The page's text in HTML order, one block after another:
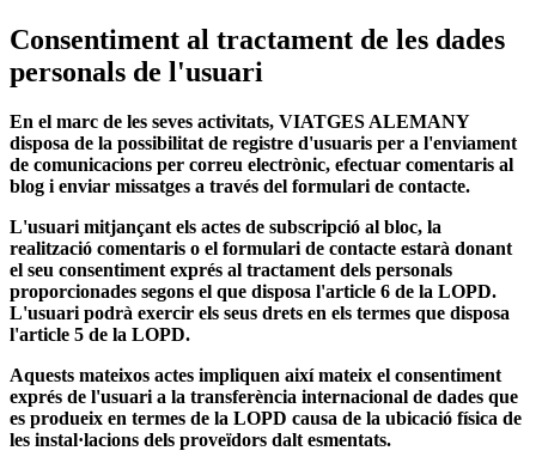
Consentiment al tractament de les dades
personals de l'usuari
En el marc de les seves activitats, VIATGES ALEMANY
disposa de la possibilitat de registre d'usuaris per a l'enviament
de comunicacions per correu electrònic, efectuar comentaris al
blog i enviar missatges a través del formulari de contacte.
L'usuari mitjançant els actes de subscripció al bloc, la
realització comentaris o el formulari de contacte estarà donant
el seu consentiment exprés al tractament dels personals
proporcionades segons el que disposa l'article 6 de la LOPD.
L'usuari podrà exercir els seus drets en els termes que disposa
l'article 5 de la LOPD.
Aquests mateixos actes impliquen així mateix el consentiment
exprés de l'usuari a la transferència internacional de dades que
es produeix en termes de la LOPD causa de la ubicació física de
les instal·lacions dels proveïdors dalt esmentats.